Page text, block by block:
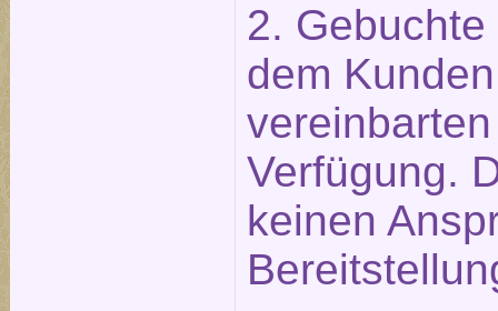
2.
dem
Verfügung.
keinen